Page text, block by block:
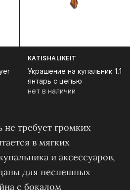
KATISHALIKEIT
Украшение на купальник 1.1
янтарь с цепью
нет в наличии
не требует громких
в мягких
и аксессуаров,
для неспешных
с бокалом